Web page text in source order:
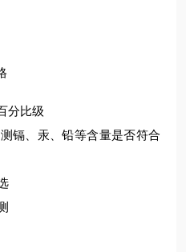
分比级
镉、汞、铅等含量是否符合